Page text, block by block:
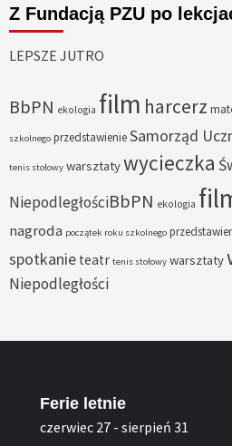
Z Fundacją PZU po
LEPSZE JUTRO
BbPN ekologia film harcerz
szkolnego przedstawienieSamorząd
tenis stołowy warsztatywycieczka
NiepodległościBbPN ekologia
nagroda początek roku szkolnego
spotkanie teatr tenis stołowy warsztaty
Niepodległości
Ferie letnie
czerwiec 27 - sierpień 31